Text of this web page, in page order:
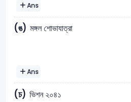
Ans
(ঙ) মঙ্গল শোভাযাত্রা
Ans
(চ) ভিশন ২০৪১